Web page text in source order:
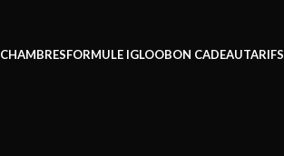
CHAMBRESFORMULE IGLOOBON CADEAUTARIFS